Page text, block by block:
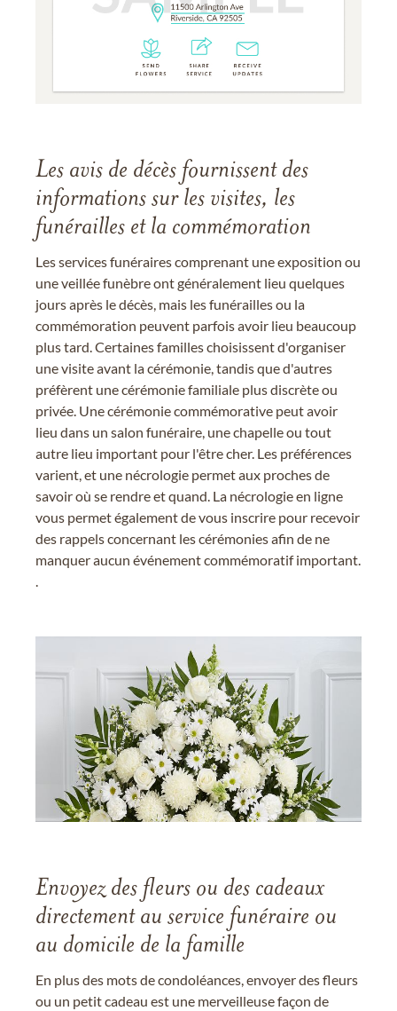
Les avis de décès fournissent des
informations sur les visites, les
funérailles et la commémoration
Les services funéraires comprenant une exposition ou
une veillée funèbre ont généralement lieu quelques
jours après le décès, mais les funérailles ou la
commémoration peuvent parfois avoir lieu beaucoup
plus tard. Certaines familles choisissent d'organiser
une visite avant la cérémonie, tandis que d'autres
préfèrent une cérémonie familiale plus discrète ou
privée. Une cérémonie commémorative peut avoir
lieu dans un salon funéraire, une chapelle ou tout
autre lieu important pour l'être cher. Les préférences
varient, et une nécrologie permet aux proches de
savoir où se rendre et quand. La nécrologie en ligne
vous permet également de vous inscrire pour recevoir
des rappels concernant les cérémonies afin de ne
manquer aucun événement commémoratif important.
Envoyez des fleurs ou des cadeaux
directement au service funéraire ou
au domicile de la famille
En plus des mots de condoléances, envoyer des fleurs
ou un petit cadeau est une merveilleuse façon de